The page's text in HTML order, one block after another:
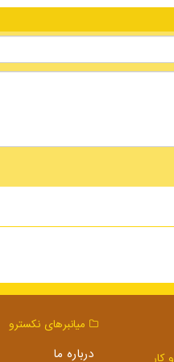
میانبرهای نكسترو
درباره ما